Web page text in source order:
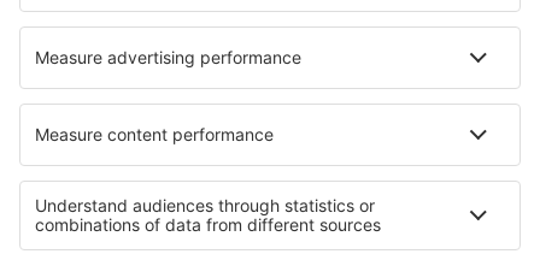
Hotels in Hopetoun Hotels in Brugnera Hotels in Feurs
Die besten Hotels - Regionen
Hotels in Bad Aussee Hotels am Weissensee
Hotels im Stubaital Hotels am Attersee
Hotels in Obertauern Hotels in La Amistad International Park